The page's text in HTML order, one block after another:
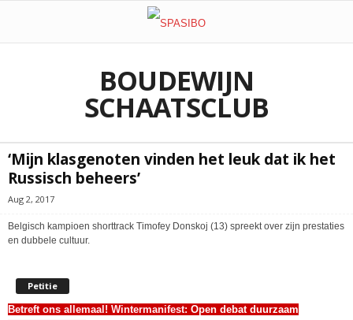
BOUDEWIJN
SCHAATSCLUB
‘Mijn klasgenoten vinden het leuk dat ik het
Russisch beheers’
Aug 2, 2017
Belgisch kampioen shorttrack Timofey Donskoj (13) spreekt over zijn prestaties
en dubbele cultuur.
Petitie
Betreft ons allemaal! Wintermanifest: Open debat duurzaam